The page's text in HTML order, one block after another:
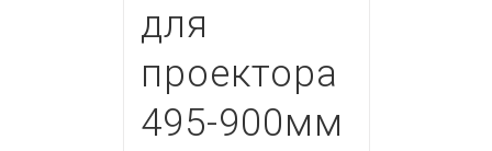
для
проектора
495-900мм